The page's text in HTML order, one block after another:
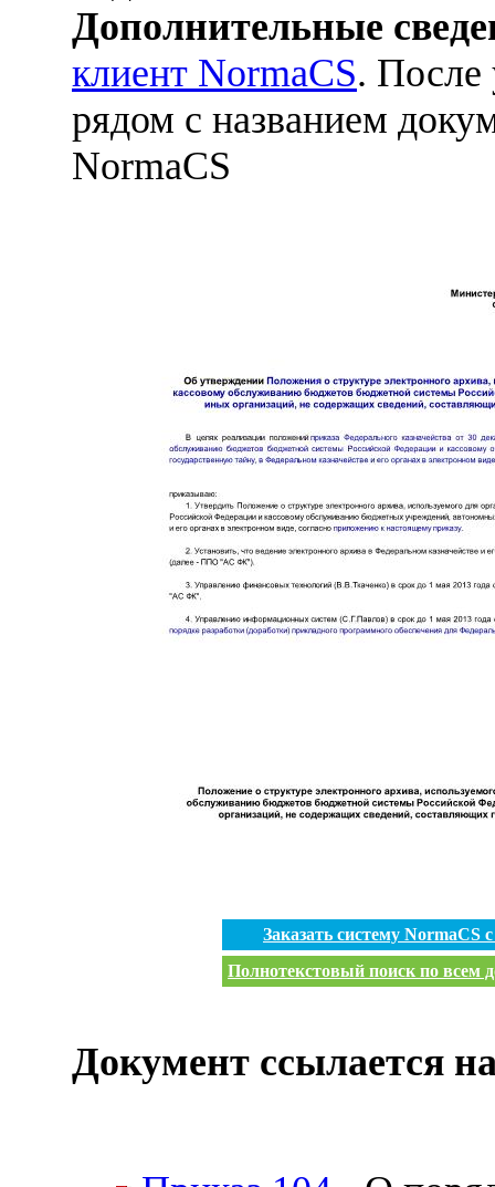
Дополнительные
клиент NormaCS. После
рядом с названием
NormaCS
Заказать систему
Полнотекстовый поиск по всем
Документ ссылается